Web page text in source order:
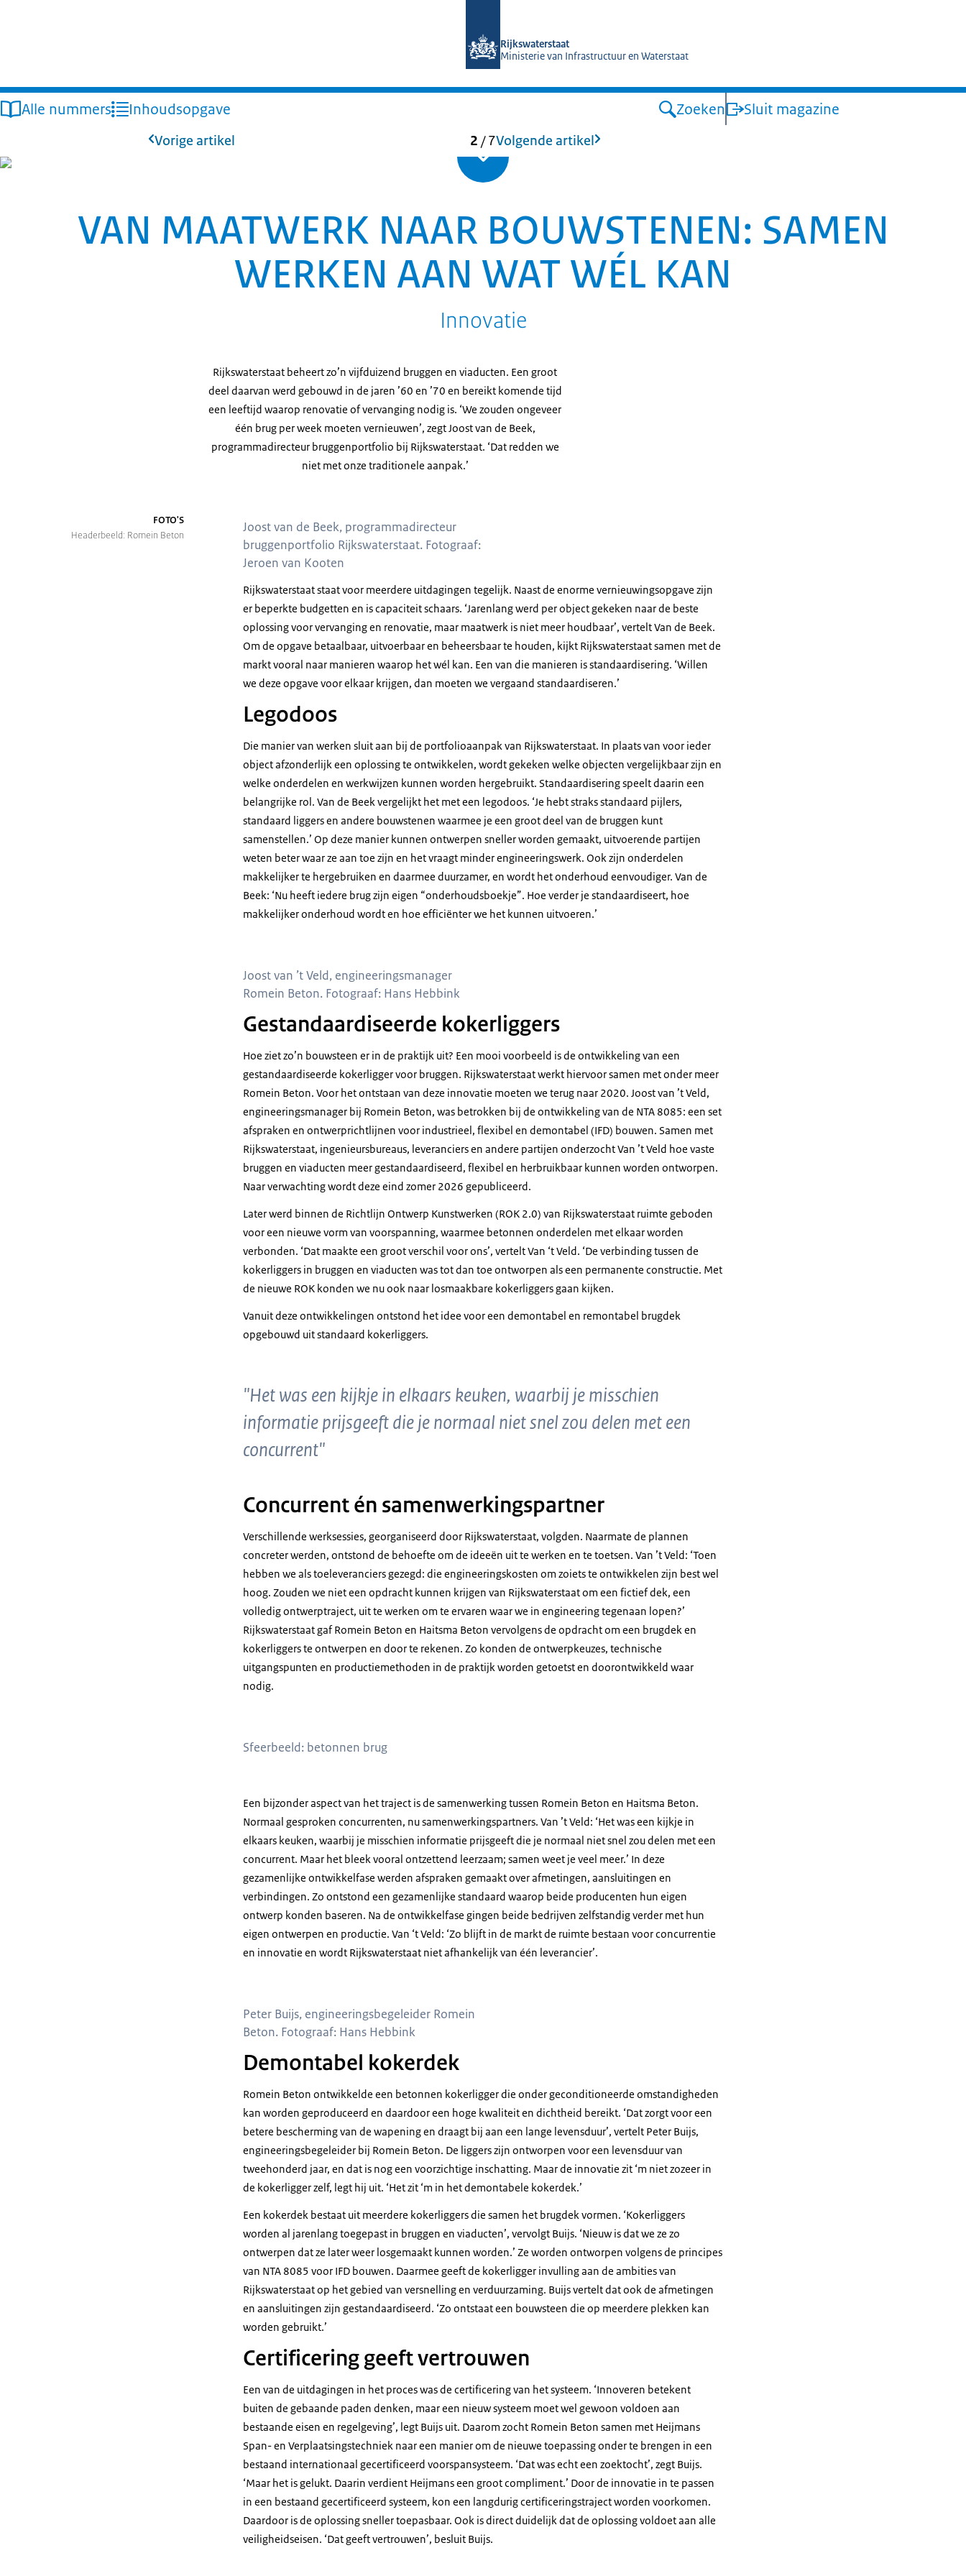
Rijkswaterstaat
Ministerie van Infrastructuur en Waterstaat
Alle nummers Inhoudsopgave Zoeken Sluit magazine
Vorige artikel 2 /7Volgende artikel
VAN MAATWERK NAAR BOUWSTENEN: SAMEN
WERKEN AAN WAT WÉL KAN
Innovatie
Rijkswaterstaat beheert zo’n vijfduizend bruggen en viaducten. Een groot
deel daarvan werd gebouwd in de jaren ’60 en ’70 en bereikt komende tijd
een leeftijd waarop renovatie of vervanging nodig is. ‘We zouden ongeveer
één brug per week moeten vernieuwen’, zegt Joost van de Beek,
programmadirecteur bruggenportfolio bij Rijkswaterstaat. ‘Dat redden we
niet met onze traditionele aanpak.’
FOTO'S
Headerbeeld: Romein Beton
Joost van de Beek, programmadirecteur
bruggenportfolio Rijkswaterstaat. Fotograaf:
Jeroen van Kooten
Rijkswaterstaat staat voor meerdere uitdagingen tegelijk. Naast de enorme vernieuwingsopgave zijn
er beperkte budgetten en is capaciteit schaars. ‘Jarenlang werd per object gekeken naar de beste
oplossing voor vervanging en renovatie, maar maatwerk is niet meer houdbaar’, vertelt Van de Beek.
Om de opgave betaalbaar, uitvoerbaar en beheersbaar te houden, kijkt Rijkswaterstaat samen met de
markt vooral naar manieren waarop het wél kan. Een van die manieren is standaardisering. ‘Willen
we deze opgave voor elkaar krijgen, dan moeten we vergaand standaardiseren.’
Legodoos
Die manier van werken sluit aan bij de portfolioaanpak van Rijkswaterstaat. In plaats van voor ieder
object afzonderlijk een oplossing te ontwikkelen, wordt gekeken welke objecten vergelijkbaar zijn en
welke onderdelen en werkwijzen kunnen worden hergebruikt. Standaardisering speelt daarin een
belangrijke rol. Van de Beek vergelijkt het met een legodoos. ‘Je hebt straks standaard pijlers,
standaard liggers en andere bouwstenen waarmee je een groot deel van de bruggen kunt
samenstellen.’ Op deze manier kunnen ontwerpen sneller worden gemaakt, uitvoerende partijen
weten beter waar ze aan toe zijn en het vraagt minder engineeringswerk. Ook zijn onderdelen
makkelijker te hergebruiken en daarmee duurzamer, en wordt het onderhoud eenvoudiger. Van de
Beek: ‘Nu heeft iedere brug zijn eigen “onderhoudsboekje”. Hoe verder je standaardiseert, hoe
makkelijker onderhoud wordt en hoe efficiënter we het kunnen uitvoeren.’
Joost van ’t Veld, engineeringsmanager
Romein Beton. Fotograaf: Hans Hebbink
Gestandaardiseerde kokerliggers
Hoe ziet zo’n bouwsteen er in de praktijk uit? Een mooi voorbeeld is de ontwikkeling van een
gestandaardiseerde kokerligger voor bruggen. Rijkswaterstaat werkt hiervoor samen met onder meer
Romein Beton. Voor het ontstaan van deze innovatie moeten we terug naar 2020. Joost van ’t Veld,
engineeringsmanager bij Romein Beton, was betrokken bij de ontwikkeling van de NTA 8085: een set
afspraken en ontwerprichtlijnen voor industrieel, flexibel en demontabel (IFD) bouwen. Samen met
Rijkswaterstaat, ingenieursbureaus, leveranciers en andere partijen onderzocht Van ’t Veld hoe vaste
bruggen en viaducten meer gestandaardiseerd, flexibel en herbruikbaar kunnen worden ontworpen.
Naar verwachting wordt deze eind zomer 2026 gepubliceerd.
Later werd binnen de Richtlijn Ontwerp Kunstwerken (ROK 2.0) van Rijkswaterstaat ruimte geboden
voor een nieuwe vorm van voorspanning, waarmee betonnen onderdelen met elkaar worden
verbonden. ‘Dat maakte een groot verschil voor ons’, vertelt Van ‘t Veld. ‘De verbinding tussen de
kokerliggers in bruggen en viaducten was tot dan toe ontworpen als een permanente constructie. Met
de nieuwe ROK konden we nu ook naar losmaakbare kokerliggers gaan kijken.
Vanuit deze ontwikkelingen ontstond het idee voor een demontabel en remontabel brugdek
opgebouwd uit standaard kokerliggers.
"Het was een kijkje in elkaars keuken, waarbij je misschien
informatie prijsgeeft die je normaal niet snel zou delen met een
concurrent"
Concurrent én samenwerkingspartner
Verschillende werksessies, georganiseerd door Rijkswaterstaat, volgden. Naarmate de plannen
concreter werden, ontstond de behoefte om de ideeën uit te werken en te toetsen. Van ’t Veld: ‘Toen
hebben we als toeleveranciers gezegd: die engineeringskosten om zoiets te ontwikkelen zijn best wel
hoog. Zouden we niet een opdracht kunnen krijgen van Rijkswaterstaat om een fictief dek, een
volledig ontwerptraject, uit te werken om te ervaren waar we in engineering tegenaan lopen?’
Rijkswaterstaat gaf Romein Beton en Haitsma Beton vervolgens de opdracht om een brugdek en
kokerliggers te ontwerpen en door te rekenen. Zo konden de ontwerpkeuzes, technische
uitgangspunten en productiemethoden in de praktijk worden getoetst en doorontwikkeld waar
nodig.
Sfeerbeeld: betonnen brug
Een bijzonder aspect van het traject is de samenwerking tussen Romein Beton en Haitsma Beton.
Normaal gesproken concurrenten, nu samenwerkingspartners. Van ’t Veld: ‘Het was een kijkje in
elkaars keuken, waarbij je misschien informatie prijsgeeft die je normaal niet snel zou delen met een
concurrent. Maar het bleek vooral ontzettend leerzaam; samen weet je veel meer.’ In deze
gezamenlijke ontwikkelfase werden afspraken gemaakt over afmetingen, aansluitingen en
verbindingen. Zo ontstond een gezamenlijke standaard waarop beide producenten hun eigen
ontwerp konden baseren. Na de ontwikkelfase gingen beide bedrijven zelfstandig verder met hun
eigen ontwerpen en productie. Van ‘t Veld: ‘Zo blijft in de markt de ruimte bestaan voor concurrentie
en innovatie en wordt Rijkswaterstaat niet afhankelijk van één leverancier’.
Peter Buijs, engineeringsbegeleider Romein
Beton. Fotograaf: Hans Hebbink
Demontabel kokerdek
Romein Beton ontwikkelde een betonnen kokerligger die onder geconditioneerde omstandigheden
kan worden geproduceerd en daardoor een hoge kwaliteit en dichtheid bereikt. ‘Dat zorgt voor een
betere bescherming van de wapening en draagt bij aan een lange levensduur’, vertelt Peter Buijs,
engineeringsbegeleider bij Romein Beton. De liggers zijn ontworpen voor een levensduur van
tweehonderd jaar, en dat is nog een voorzichtige inschatting. Maar de innovatie zit ‘m niet zozeer in
de kokerligger zelf, legt hij uit. ‘Het zit ‘m in het demontabele kokerdek.’
Een kokerdek bestaat uit meerdere kokerliggers die samen het brugdek vormen. ‘Kokerliggers
worden al jarenlang toegepast in bruggen en viaducten’, vervolgt Buijs. ‘Nieuw is dat we ze zo
ontwerpen dat ze later weer losgemaakt kunnen worden.’ Ze worden ontworpen volgens de principes
van NTA 8085 voor IFD bouwen. Daarmee geeft de kokerligger invulling aan de ambities van
Rijkswaterstaat op het gebied van versnelling en verduurzaming. Buijs vertelt dat ook de afmetingen
en aansluitingen zijn gestandaardiseerd. ‘Zo ontstaat een bouwsteen die op meerdere plekken kan
worden gebruikt.’
Certificering geeft vertrouwen
Een van de uitdagingen in het proces was de certificering van het systeem. ‘Innoveren betekent
buiten de gebaande paden denken, maar een nieuw systeem moet wel gewoon voldoen aan
bestaande eisen en regelgeving’, legt Buijs uit. Daarom zocht Romein Beton samen met Heijmans
Span- en Verplaatsingstechniek naar een manier om de nieuwe toepassing onder te brengen in een
bestaand internationaal gecertificeerd voorspansysteem. ‘Dat was echt een zoektocht’, zegt Buijs.
‘Maar het is gelukt. Daarin verdient Heijmans een groot compliment.’ Door de innovatie in te passen
in een bestaand gecertificeerd systeem, kon een langdurig certificeringstraject worden voorkomen.
Daardoor is de oplossing sneller toepasbaar. Ook is direct duidelijk dat de oplossing voldoet aan alle
veiligheidseisen. ‘Dat geeft vertrouwen’, besluit Buijs.